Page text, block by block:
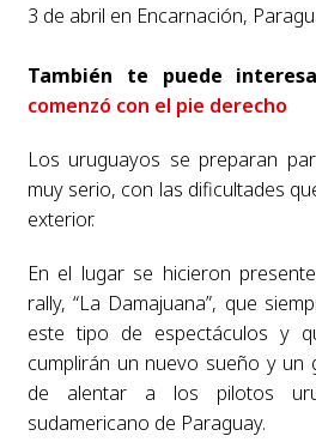
3 de abril en Encarnación,
También te puede
comenzó con el pie derecho
Los uruguayos se preparan
muy serio, con las dificultades
exterior.
En el lugar se hicieron
rally, “La Damajuana”, que
este tipo de espectáculos y
cumplirán un nuevo sueño y un
de alentar a los pilotos
sudamericano de Paraguay.